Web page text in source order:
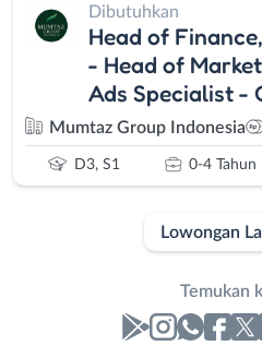
Dibutuhkan
Head of
- Head of
Ads Specialist -
Mumtaz Group Indonesia
D3, S1 0-4 Tahun
Lowongan
Temukan